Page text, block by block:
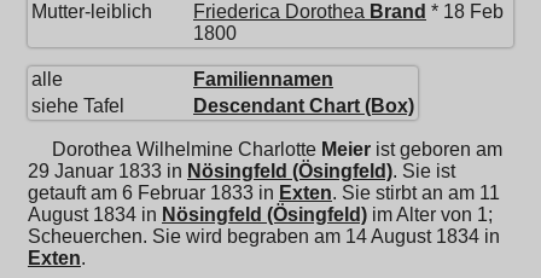
Mutter-leiblich
Friederica Dorothea Brand * 18 Feb
1800
alle
Familiennamen
siehe Tafel
Descendant Chart (Box)
Dorothea Wilhelmine Charlotte Meier ist geboren am
29 Januar 1833 in Nösingfeld (Ösingfeld). Sie ist
getauft am 6 Februar 1833 in Exten. Sie stirbt an am 11
August 1834 in Nösingfeld (Ösingfeld) im Alter von 1;
Scheuerchen. Sie wird begraben am 14 August 1834 in
Exten.